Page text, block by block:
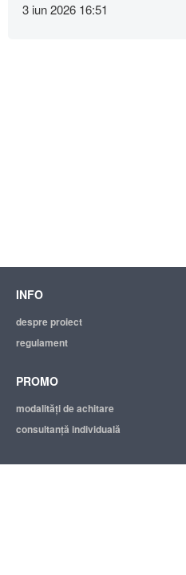
3 iun 2026 16:51
INFO
despre proiect
regulament
PROMO
modalităţi de achitare
consultanță individuală